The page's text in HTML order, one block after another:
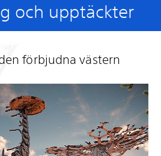
och upptäckter
förbjudna västern